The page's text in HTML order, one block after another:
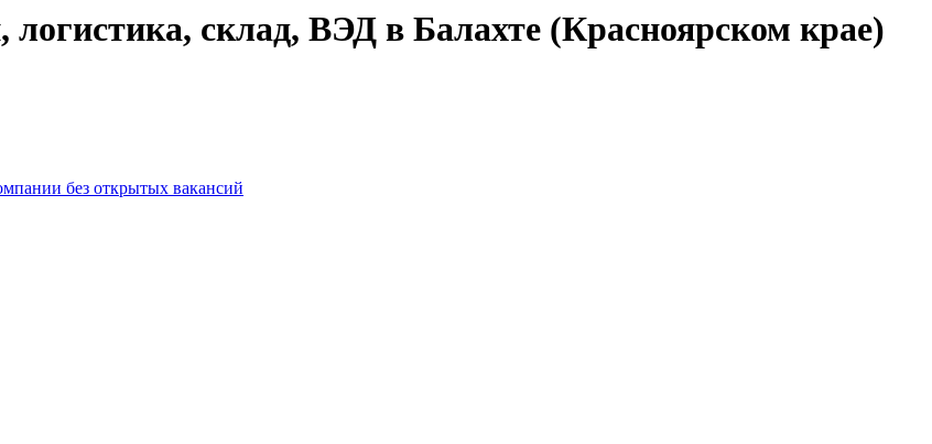
склад, ВЭД в Балахте (Красноярском крае)
без открытых вакансий